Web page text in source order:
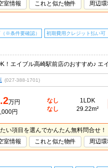
室情報 これと似た物件 周辺環
※条件要確認） 初期費用クレジット払い可
(027-388-1701)
万円
円
なし
なし
1LDK
29.22m²
い項目を選んでかんたん無料問合せ！
室情報 これと似た物件 周辺環